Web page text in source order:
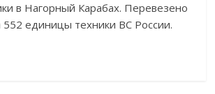
в Нагорный Карабах. Перевезено
552 единицы техники ВС России.